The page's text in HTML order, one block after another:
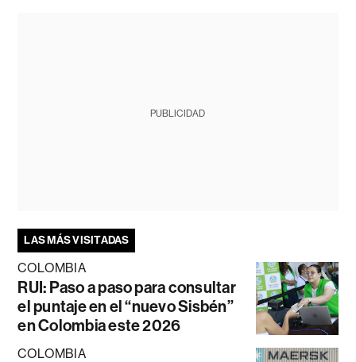
PUBLICIDAD
LAS MÁS VISITADAS
COLOMBIA
RUI: Paso a paso para consultar
el puntaje en el “nuevo Sisbén”
en Colombia este 2026
COLOMBIA